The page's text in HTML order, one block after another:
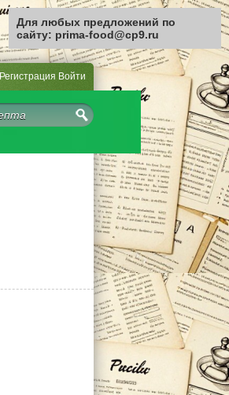
Регистрация Войти
Для любых предложений по
сайту: prima-food@cp9.ru